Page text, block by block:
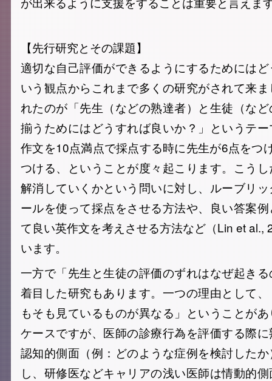
【先行研究とその課題】
適切な自己評価ができるようにするためには
いう観点からこれまで多くの研究がされて来
れたのが「先生（などの熟達者）と生徒（な
揃うためにはどうすれば良いか？」というテ
作文を10点満点で採点する時に先生が6点をつ
つける、ということが度々起こります。こう
解消していくかという問いに対し、ルーブリ
ールを使って採点をさせる方法や、良い答案
て良い英作文を考えさせる方法など（Lin et al.,
います。
一方で「先生と生徒の評価のずれはなぜ起き
着目した研究もあります。一つの理由として
もそも見ているものが異なる」ということが
ケースですが、医師の診療行為を評価する際
認知的側面（例：どのような症例を検討した
し、研修医などキャリアの浅い医師は情動的